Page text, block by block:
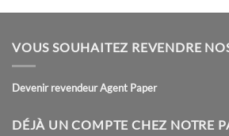
variations.
options
être
VOUS SOUHAITEZ REVENDRE
Devenir revendeur Agent Paper
DÉJÀ UN COMPTE CHEZ NOTRE